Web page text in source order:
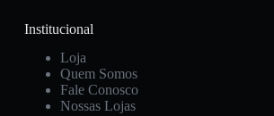
Institucional
Loja
Quem Somos
Fale Conosco
Nossas Lojas